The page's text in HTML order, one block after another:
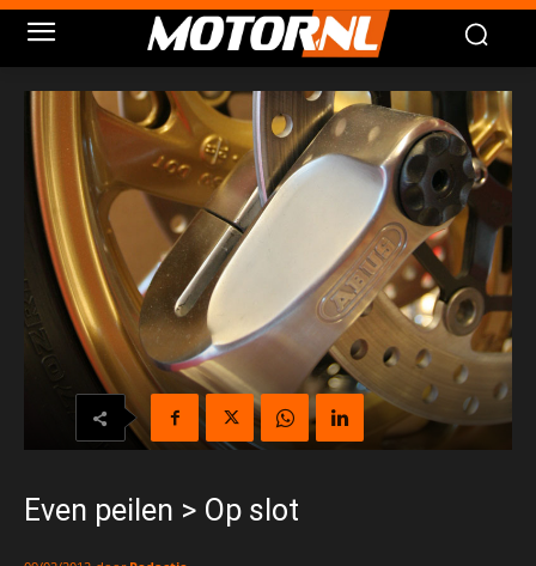
Even peilen > Op slot